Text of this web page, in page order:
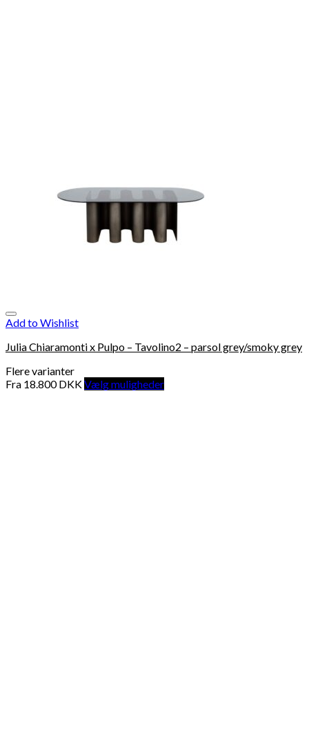
Add to Wishlist
Julia Chiaramonti x Pulpo – Tavolino2 – parsol grey/smoky grey
Flere varianter
Fra 18.800DKKVælg muligheder